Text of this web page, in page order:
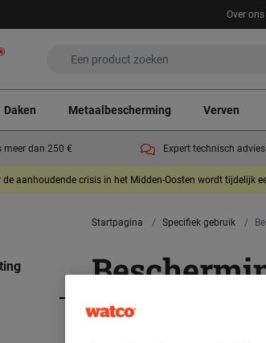
Over ons
Daken Metaalbescherming Verven
meer dan 250 € Expert technisch advies
de aanhoudende crisis in het Midden-Oosten wordt tijdelijk
Startpagina Specifiek gebruik
Resultaten 7 op 7